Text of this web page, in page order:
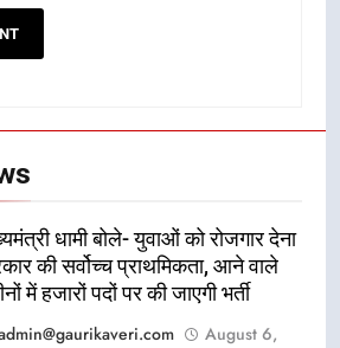
धामी बोले- युवाओं को रोजगार देना
की सर्वोच्च प्राथमिकता, आने वाले
में हजारों पदों पर की जाएगी भर्ती
August 6,